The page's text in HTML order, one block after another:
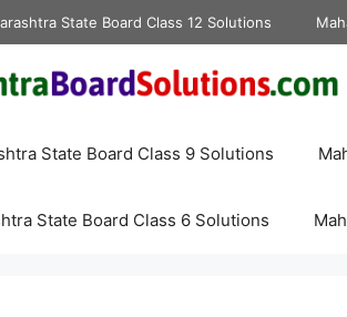
State Board Class 12 Solutions
State Board Class 9 Solutions
State Board Class 6 Solutions